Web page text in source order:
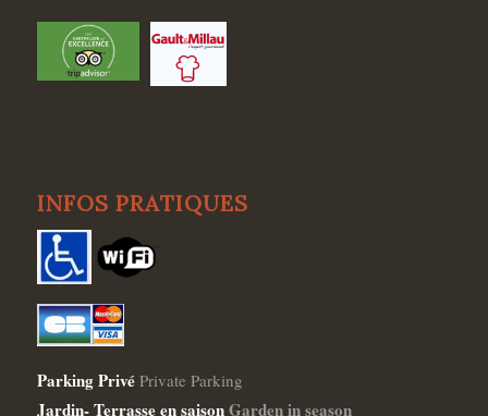
INFOS PRATIQUES
Parking Privé Private Parking
Jardin- Terrasse en saisonGarden in season